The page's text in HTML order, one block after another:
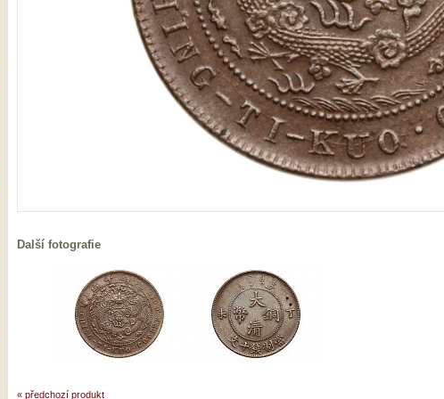
Další fotografie
« předchozí produkt